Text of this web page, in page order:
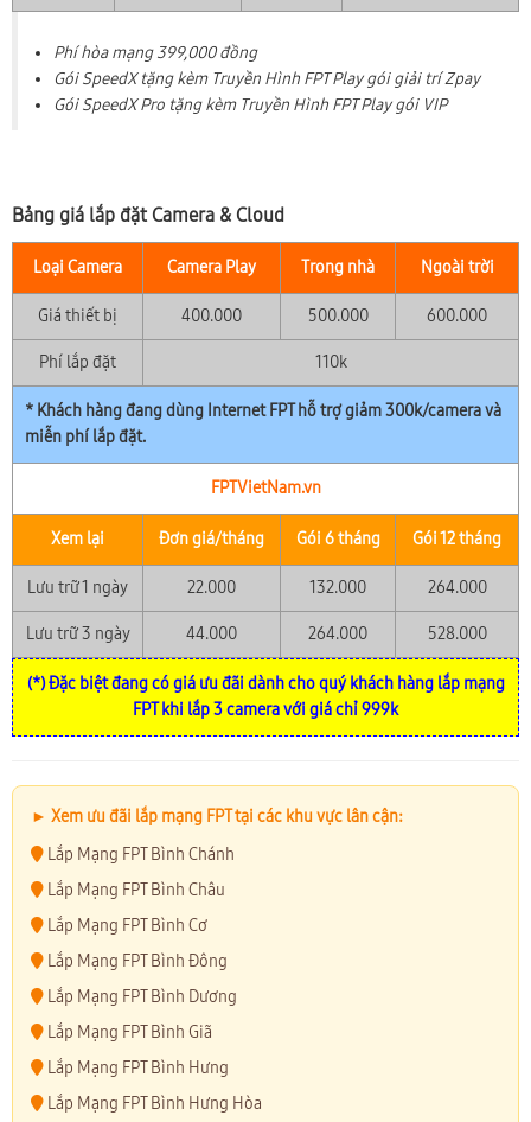
Phí hòa mạng 399,000 đồng
Gói SpeedX tặng kèm Truyền Hình FPT Play gói giải trí Zpay
Gói SpeedX Pro tặng kèm Truyền Hình FPT Play gói VIP
Bảng giá lắp đặt Camera & Cloud
Loại Camera Camera Play Trong nhà Ngoài trời
Giá thiết bị 400.000 500.000 600.000
Phí lắp đặt 110k
* Khách hàng đang dùng Internet FPT hỗ trợ giảm 300k/camera và
miễn phí lắp đặt.
FPTVietNam.vn
Xem lại Đơn giá/tháng Gói 6 tháng Gói 12 tháng
Lưu trữ 1 ngày 22.000 132.000 264.000
Lưu trữ 3 ngày 44.000 264.000 528.000
(*) Đặc biệt đang có giá ưu đãi dành cho quý khách hàng lắp mạng
FPT khi lắp 3 camera với giá chỉ 999k
► Xem ưu đãi lắp mạng FPT tại các khu vực lân cận:
Lắp Mạng FPT Bình Chánh
Lắp Mạng FPT Bình Châu
Lắp Mạng FPT Bình Cơ
Lắp Mạng FPT Bình Đông
Lắp Mạng FPT Bình Dương
Lắp Mạng FPT Bình Giã
Lắp Mạng FPT Bình Hưng
Lắp Mạng FPT Bình Hưng Hòa